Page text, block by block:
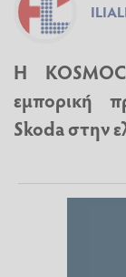
Η
εμπορική
Skoda στην